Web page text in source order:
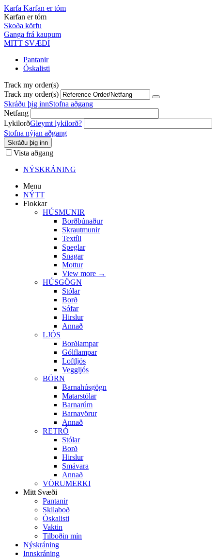
Karfa Karfan er tóm
Karfan er tóm
Skoða körfu
Ganga frá kaupum
MITT SVÆÐI
Pantanir
Óskalisti
Track my order(s)
Track my order(s)
Skráðu þig innStofna aðgang
Netfang
LykilorðGleymt lykilorð?
Stofna nýjan aðgang
Skráðu þig inn
Vista aðgang
NÝSKRÁNING
Menu
NÝTT
Flokkar
HÚSMUNIR
Borðbúnaður
Skrautmunir
Textíll
Speglar
Snagar
Mottur
View more →
HÚSGÖGN
Stólar
Borð
Sófar
Hirslur
Annað
LJÓS
Borðlampar
Gólflampar
Loftljós
Veggljós
BÖRN
Barnahúsgögn
Matarstólar
Barnarúm
Barnavörur
Annað
RETRÓ
Stólar
Borð
Hirslur
Smávara
Annað
VÖRUMERKI
Mitt Svæði
Pantanir
Skilaboð
Óskalisti
Vaktin
Tilboðin mín
Nýskráning
Innskráning